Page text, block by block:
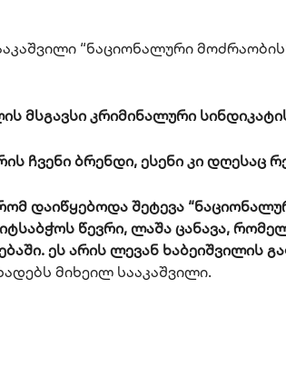
“ნაციონალური
მსგავსი კრიმინალური
ჩვენი ბრენდი, ესენი კი დღესაც
დაიწყებოდა შეტევა
წევრი, ლაშა ცანავა,
ეს არის ლევან ხაბეიშვილის
მიხეილ სააკაშვილი.